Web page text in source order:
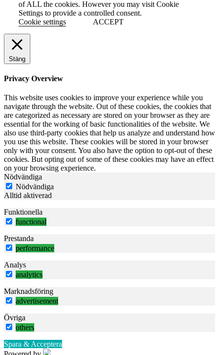
of ALL the cookies. However you may visit Cookie
Settings to provide a controlled consent.
Cookie settings
ACCEPT
Stäng
Privacy Overview
This website uses cookies to improve your experience while you
navigate through the website. Out of these cookies, the cookies that
are categorized as necessary are stored on your browser as they are
essential for the working of basic functionalities of the website. We
also use third-party cookies that help us analyze and understand how
you use this website. These cookies will be stored in your browser
only with your consent. You also have the option to opt-out of these
cookies. But opting out of some of these cookies may have an effect
on your browsing experience.
Nödvändiga
Nödvändiga
Alltid aktiverad
Funktionella
functional
Prestanda
performance
Analys
analytics
Marknadsföring
advertisement
Övriga
others
Spara & Acceptera